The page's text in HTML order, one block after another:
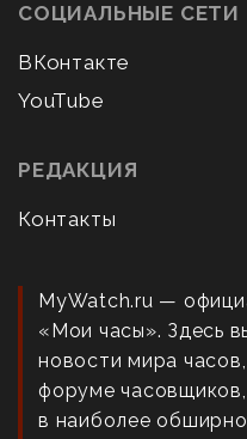
СОЦИАЛЬНЫЕ СЕТИ
ВКонтакте
YouTube
РЕДАКЦИЯ
Контакты
MyWatch.ru —
«Мои часы». Здесь
новости мира
форуме
в наиболее